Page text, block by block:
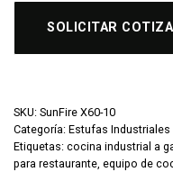
SOLICITAR
SKU: SunFire X60-10
Categoría: Estufas Industriales
Etiquetas: cocina industrial a
para restaurante, equipo de